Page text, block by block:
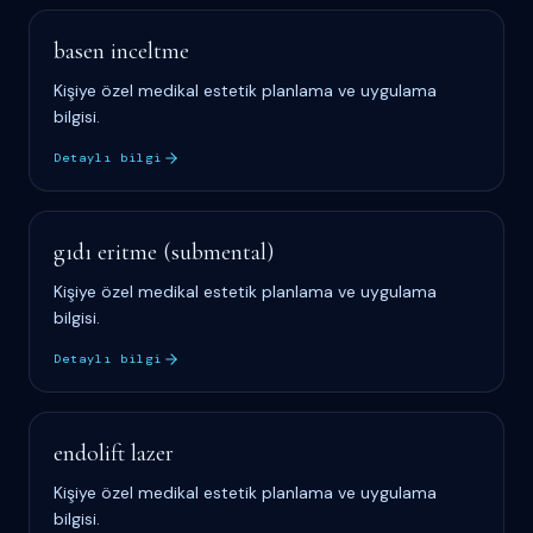
basen inceltme
Kişiye özel medikal estetik planlama ve uygulama
bilgisi.
Detaylı bilgi
gıdı eritme (submental)
Kişiye özel medikal estetik planlama ve uygulama
bilgisi.
Detaylı bilgi
endolift lazer
Kişiye özel medikal estetik planlama ve uygulama
bilgisi.